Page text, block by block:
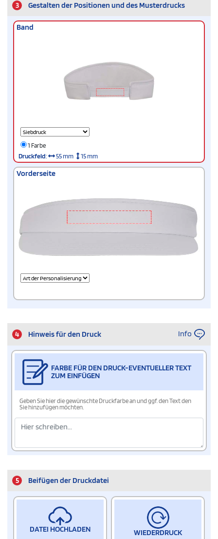
3 Gestalten der Positionen und des Musterdrucks
Band
1 Farbe
Druckfeld: 55 mm 15 mm
Vorderseite
4 Hinweis für den Druck Info
FARBE FÜR DEN DRUCK-EVENTUELLER TEXT
ZUM EINFÜGEN
Geben Sie hier die gewünschte Druckfarbe an und ggf. den Text den
Sie hinzufügen möchten.
5 Beifügen der Druckdatei
DATEI HOCHLADEN WIEDERDRUCK